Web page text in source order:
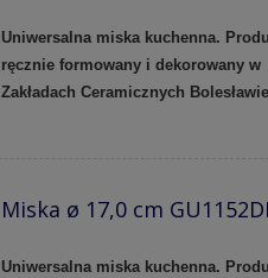
Uniwersalna miska kuchenna.
ręcznie formowany i dekorowany w
Zakładach Ceramicznych
Miska ø 17,0 cm
Uniwersalna miska kuchenna.